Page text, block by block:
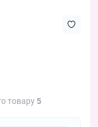
товару 5